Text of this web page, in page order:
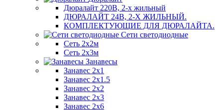
Дюралайт 220В, 2-х жильный
ДЮРАЛАЙТ 24В, 2-Х ЖИЛЬНЫЙ.
КОМПЛЕКТУЮЩИЕ ДЛЯ ДЮРАЛАЙТА.
Сети светодиодные
Сеть 2х2м
Сеть 2х3м
Занавесы
Занавес 2х1
Занавес 2х1.5
Занавес 2х2
Занавес 2х3
Занавес 2х6